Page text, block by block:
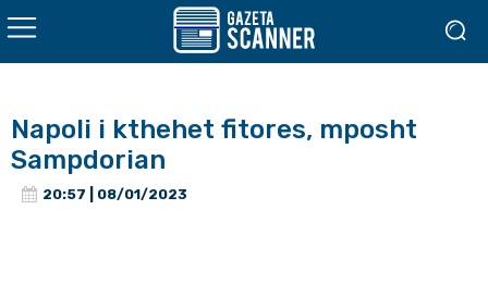
Napoli i kthehet fitores, mposht
Sampdorian
20:57 | 08/01/2023